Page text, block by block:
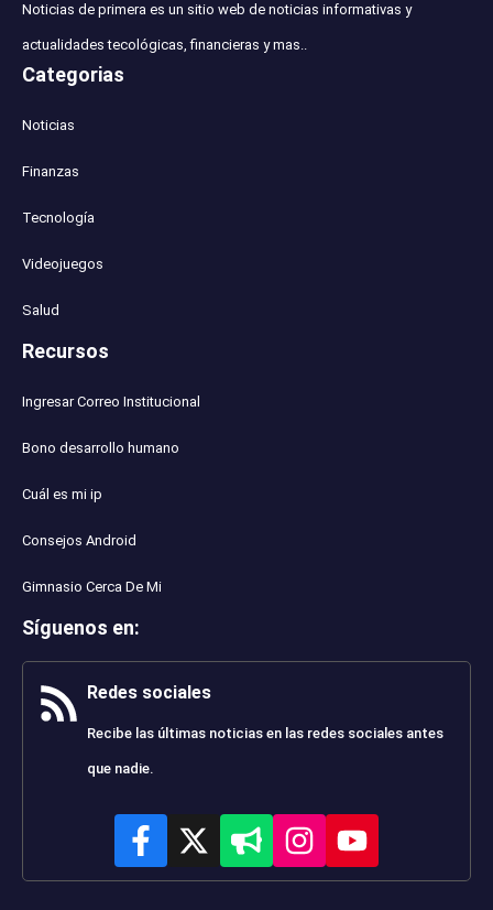
Noticias de primera es un sitio web de noticias informativas y
actualidades tecológicas, financieras y mas..
Categorias
Noticias
Finanzas
Tecnología
Videojuegos
Salud
Recursos
Ingresar Correo Institucional
Bono desarrollo humano
Cuál es mi ip
Consejos Android
Gimnasio Cerca De Mi
Síguenos en:
Redes sociales
Recibe las últimas noticias en las redes sociales antes
que nadie.